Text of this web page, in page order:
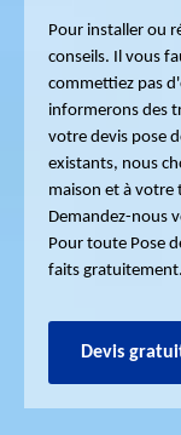
Pour installer ou
conseils. Il vous
commettiez pas
informerons des
votre devis pose
existants, nous
maison et à
Demandez-nous
Pour toute Pose
faits gratuitement.
Devis